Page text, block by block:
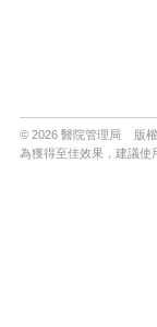
© 2026 醫院管理局 版
為獲得至佳效果，建議使